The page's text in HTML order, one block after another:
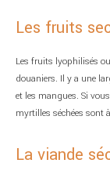
Les fruits
Les fruits lyophilisés
douaniers. Il y a une
et les mangues. Si
myrtilles séchées sont
La viande